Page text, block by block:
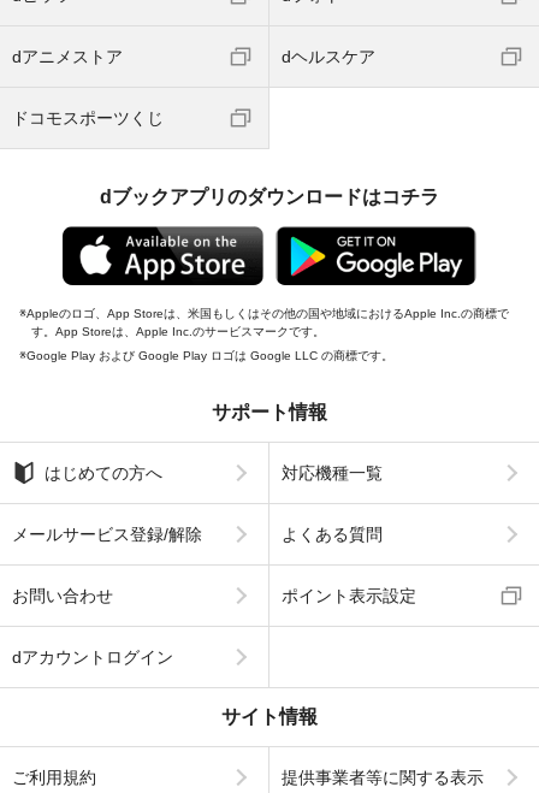
dアニメストア dヘルスケア
ドコモスポーツくじ
dブックアプリのダウンロードはコチラ
Appleのロゴ、App Storeは、米国もしくはその他の国や地域におけるApple Inc.の商標で
す。App Storeは、Apple Inc.のサービスマークです。
Google Play および Google Play ロゴは Google LLC の商標です。
サポート情報
はじめての方へ 対応機種一覧
メールサービス登録/解除 よくある質問
お問い合わせ ポイント表示設定
dアカウントログイン
サイト情報
ご利用規約 提供事業者等に関する表示